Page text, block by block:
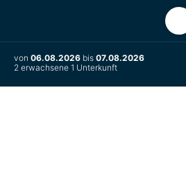
von 06.08.2026 bis 07.08.2026
2 erwachsene 1 Unterkunft